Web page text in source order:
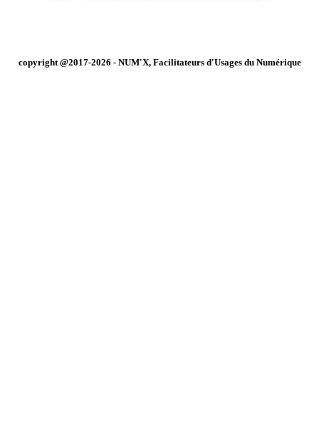
copyright @2017-2026 - NUM'X, Facilitateurs d'Usages du Numérique